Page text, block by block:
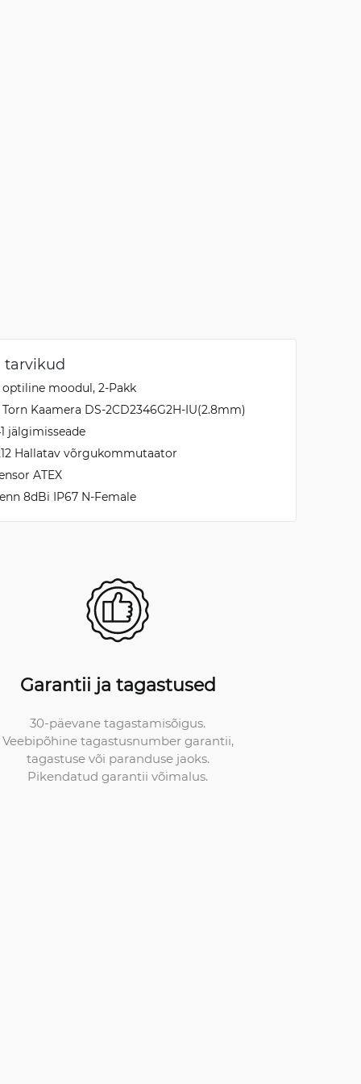
tarvikud
optiline moodul, 2-Pakk
Kaamera DS-2CD2346G2H-IU(2.8mm)
jälgimisseade
Hallatav võrgukommutaator
ATEX
8dBi IP67 N-Female
Garantii ja tagastused
30-päevane tagastamisõigus.
Veebipõhine tagastusnumber garantii,
tagastuse või paranduse jaoks.
Pikendatud garantii võimalus.